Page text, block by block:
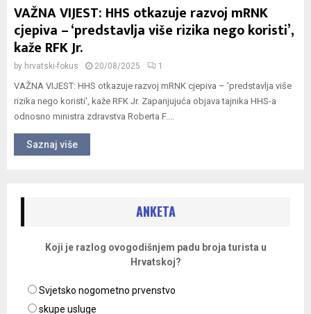
VAŽNA VIJEST: HHS otkazuje razvoj mRNK
cjepiva – ‘predstavlja više rizika nego koristi’,
kaže RFK Jr.
by hrvatski-fokus 20/08/2025 1
VAŽNA VIJEST: HHS otkazuje razvoj mRNK cjepiva – 'predstavlja više
rizika nego koristi', kaže RFK Jr. Zapanjujuća objava tajnika HHS-a
odnosno ministra zdravstva Roberta F....
Saznaj više
ANKETA
Koji je razlog ovogodišnjem padu broja turista u
Hrvatskoj?
Svjetsko nogometno prvenstvo
skupe usluge